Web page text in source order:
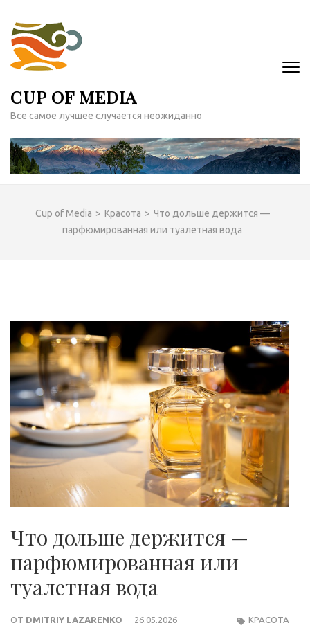
содержимому
(нажмите
Enter)
CUP OF MEDIA
Все самое лучшее случается неожиданно
Cup of Media > Красота > Что дольше держится —
парфюмированная или туалетная вода
Что дольше держится —
парфюмированная или
туалетная вода
ОТ DMITRIY LAZARENKO 26.05.2026 КРАСОТА